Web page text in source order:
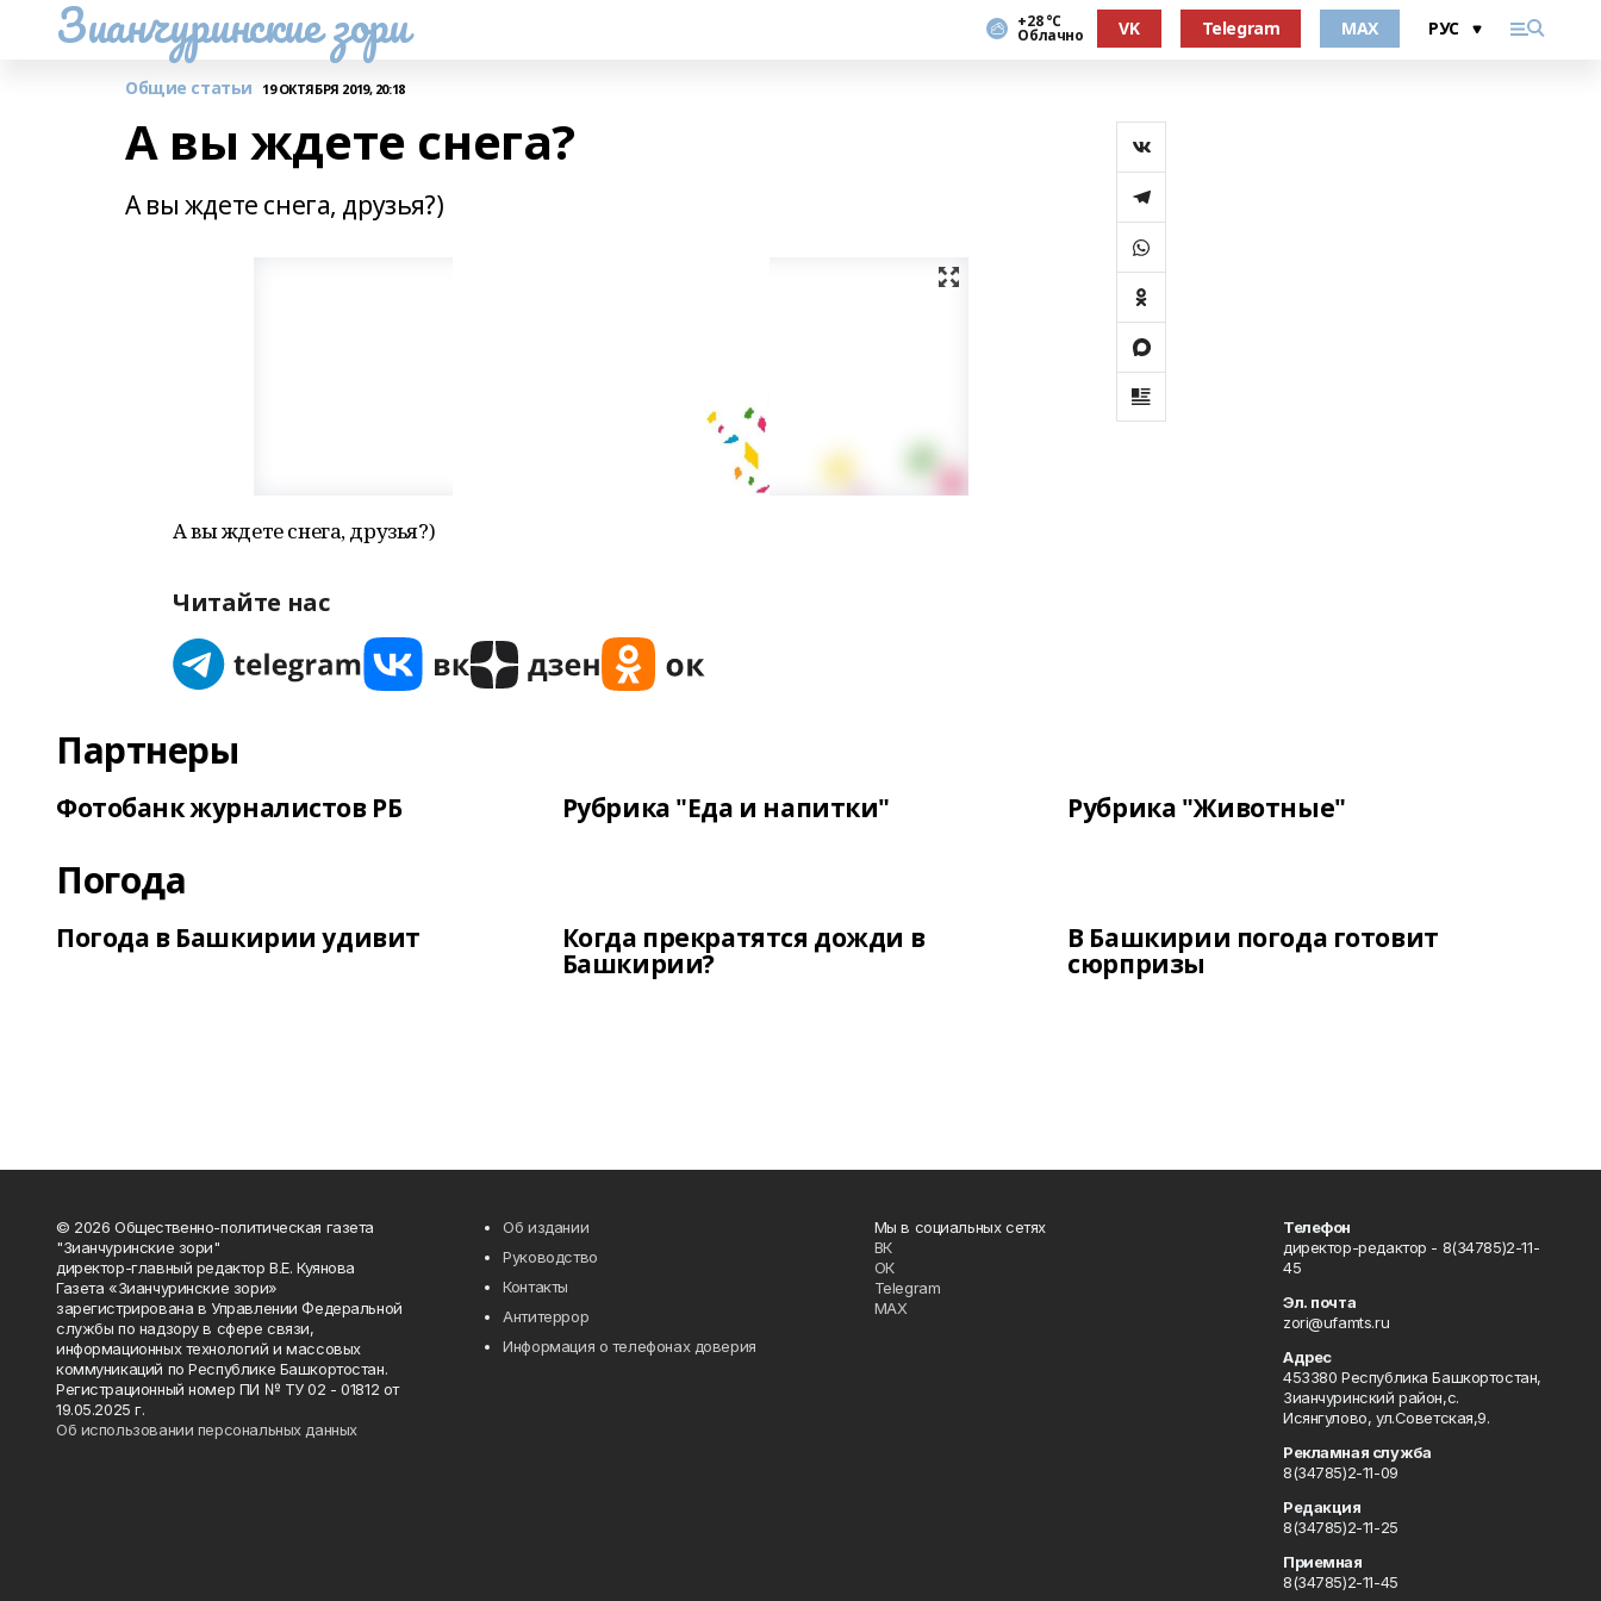
Зианчуринские зори +28 °С
Облачно VK Telegram MAX
Общие статьи 19 ОКТЯБРЯ 2019, 20:18
А вы ждете снега?
А вы ждете снега, друзья?)
А вы ждете снега, друзья?)
Читайте нас
Партнеры
Фотобанк журналистов РБ Рубрика "Еда и напитки" Рубрика "Животные"
Погода
Погода в Башкирии удивит Когда прекратятся дожди в
Башкирии?
В Башкирии погода готовит
сюрпризы
© 2026 Общественно-политическая газета
"Зианчуринские зори"
директор-главный редактор В.Е. Куянова
Газета «Зианчуринские зори»
зарегистрирована в Управлении Федеральной
службы по надзору в сфере связи,
информационных технологий и массовых
коммуникаций по Республике Башкортостан.
Регистрационный номер ПИ № ТУ 02 - 01812 от
19.05.2025 г.
Об использовании персональных данных
Об издании
Руководство
Контакты
Антитеррор
Информация о телефонах доверия
Мы в социальных сетях
ВК
ОК
Telegram
MAX
Телефон
директор-редактор - 8(34785)2-11-
45
Эл. почта
zori@ufamts.ru
Адрес
453380 Республика Башкортостан,
Зианчуринский район,с.
Исянгулово, ул.Советская,9.
Рекламная служба
8(34785)2-11-09
Редакция
8(34785)2-11-25
Приемная
8(34785)2-11-45